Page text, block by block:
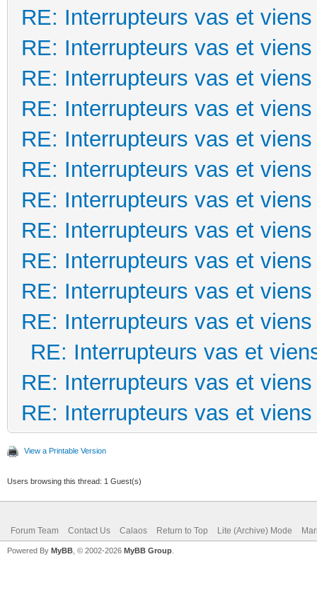
RE: Interrupteurs vas et viens
RE: Interrupteurs vas et viens
RE: Interrupteurs vas et viens
RE: Interrupteurs vas et viens
RE: Interrupteurs vas et viens
RE: Interrupteurs vas et viens
RE: Interrupteurs vas et viens
RE: Interrupteurs vas et viens
RE: Interrupteurs vas et viens
RE: Interrupteurs vas et viens
RE: Interrupteurs vas et viens
RE: Interrupteurs vas et
RE: Interrupteurs vas et viens
RE: Interrupteurs vas et viens
View a Printable Version
Users browsing this thread: 1 Guest(s)
Forum Team Contact Us Calaos Return to Top Lite (Archive) Mode
Powered By MyBB , © 2002-2026 MyBB Group